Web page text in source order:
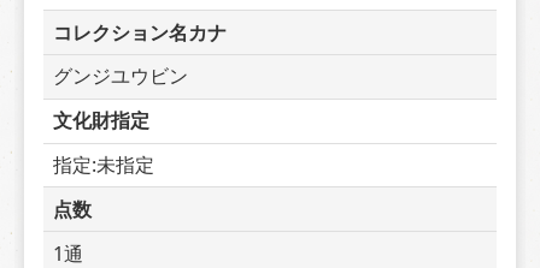
コレクション名カナ
グンジユウビン
文化財指定
指定:未指定
点数
1通